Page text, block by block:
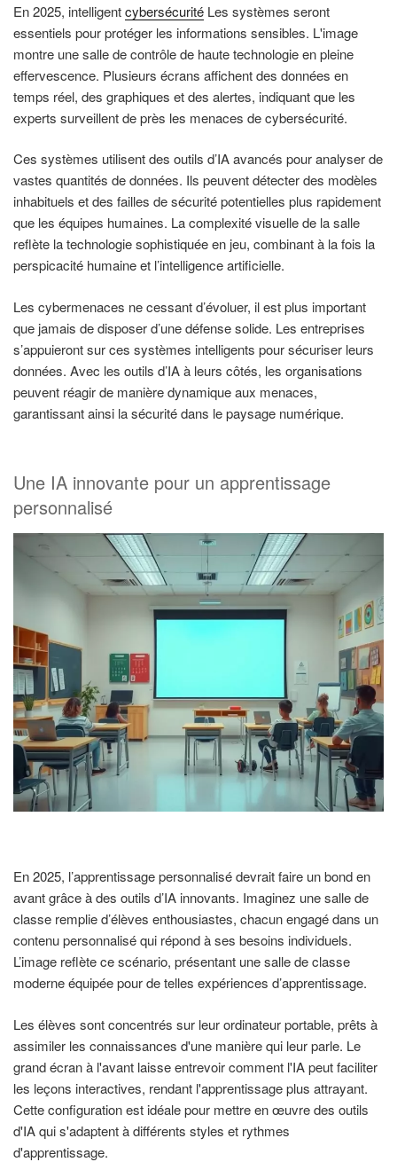
En 2025, intelligentcybersécurité Les systèmes seront
essentiels pour protéger les informations sensibles. L'image
montre une salle de contrôle de haute technologie en pleine
effervescence. Plusieurs écrans affichent des données en
temps réel, des graphiques et des alertes, indiquant que les
experts surveillent de près les menaces de cybersécurité.
Ces systèmes utilisent des outils d’IA avancés pour analyser de
vastes quantités de données. Ils peuvent détecter des modèles
inhabituels et des failles de sécurité potentielles plus rapidement
que les équipes humaines. La complexité visuelle de la salle
reflète la technologie sophistiquée en jeu, combinant à la fois la
perspicacité humaine et l’intelligence artificielle.
Les cybermenaces ne cessant d’évoluer, il est plus important
que jamais de disposer d’une défense solide. Les entreprises
s’appuieront sur ces systèmes intelligents pour sécuriser leurs
données. Avec les outils d’IA à leurs côtés, les organisations
peuvent réagir de manière dynamique aux menaces,
garantissant ainsi la sécurité dans le paysage numérique.
Une IA innovante pour un apprentissage
personnalisé
En 2025, l’apprentissage personnalisé devrait faire un bond en
avant grâce à des outils d’IA innovants. Imaginez une salle de
classe remplie d’élèves enthousiastes, chacun engagé dans un
contenu personnalisé qui répond à ses besoins individuels.
L’image reflète ce scénario, présentant une salle de classe
moderne équipée pour de telles expériences d’apprentissage.
Les élèves sont concentrés sur leur ordinateur portable, prêts à
assimiler les connaissances d'une manière qui leur parle. Le
grand écran à l'avant laisse entrevoir comment l'IA peut faciliter
les leçons interactives, rendant l'apprentissage plus attrayant.
Cette configuration est idéale pour mettre en œuvre des outils
d'IA qui s'adaptent à différents styles et rythmes
d'apprentissage.